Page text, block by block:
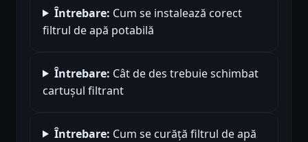
Întrebare: Cum se instalează corect
filtrul de apă potabilă
Întrebare: Cât de des trebuie schimbat
cartușul filtrant
Întrebare: Cum se curăță filtrul de apă